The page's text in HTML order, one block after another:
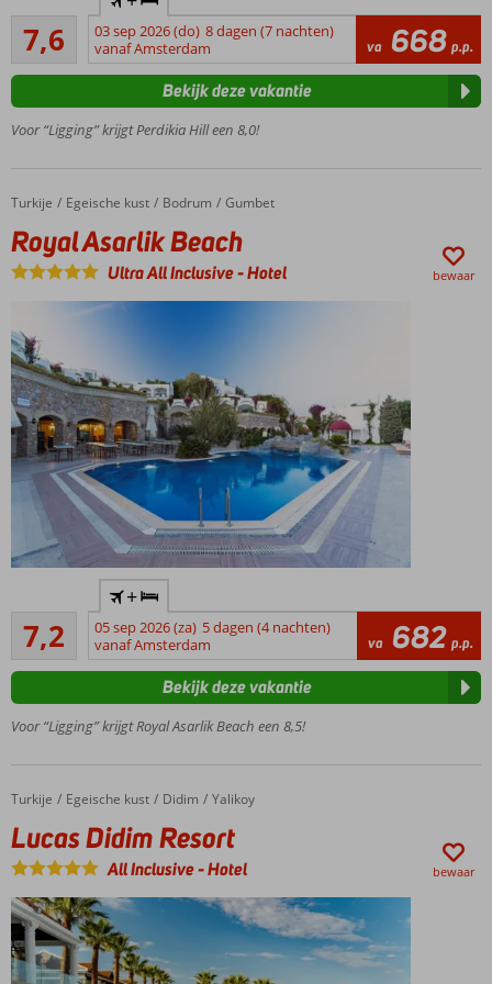
groene
omgeving
Zwembad
glijbanen
activiteiten
en oud!
7,6
Goed
8
beoordelingen
03 sep 2026 (do) 8 dagen (7 nachten)
vanaf Amsterdam
va 668 p.p.
Voor “Ligging” krijgt Perdikia Hill een 8,0!
Bekijk deze vakantie
Home
Turkije Egeische kust Bodrum Gumbet
Royal Asarlik Beach
Royal Asarlik Beach
Ultra All Inclusive-Hotel bewaar
zee
Buffetrestaurant
op het dakterras
uitzicht!
loopafstand
centrum
van
Gümbet
Ontspannen
in het spa
center
7,2
Voldoende/goed
39
beoordelingen
+
05 sep 2026 (za) 5 dagen (4 nachten)
vanaf Amsterdam
va 682 p.p.
Voor “Ligging” krijgt Royal Asarlik Beach een 8,5!
Bekijk deze vakantie
Home
Turkije Egeische kust Didim Yalikoy
Lucas Didim Resort
Lucas Didim Resort
All Inclusive-Hotel bewaar